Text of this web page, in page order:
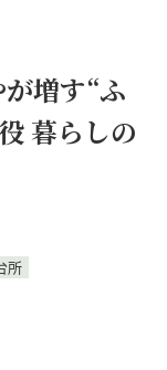
増す“ふ
暮らしの
所